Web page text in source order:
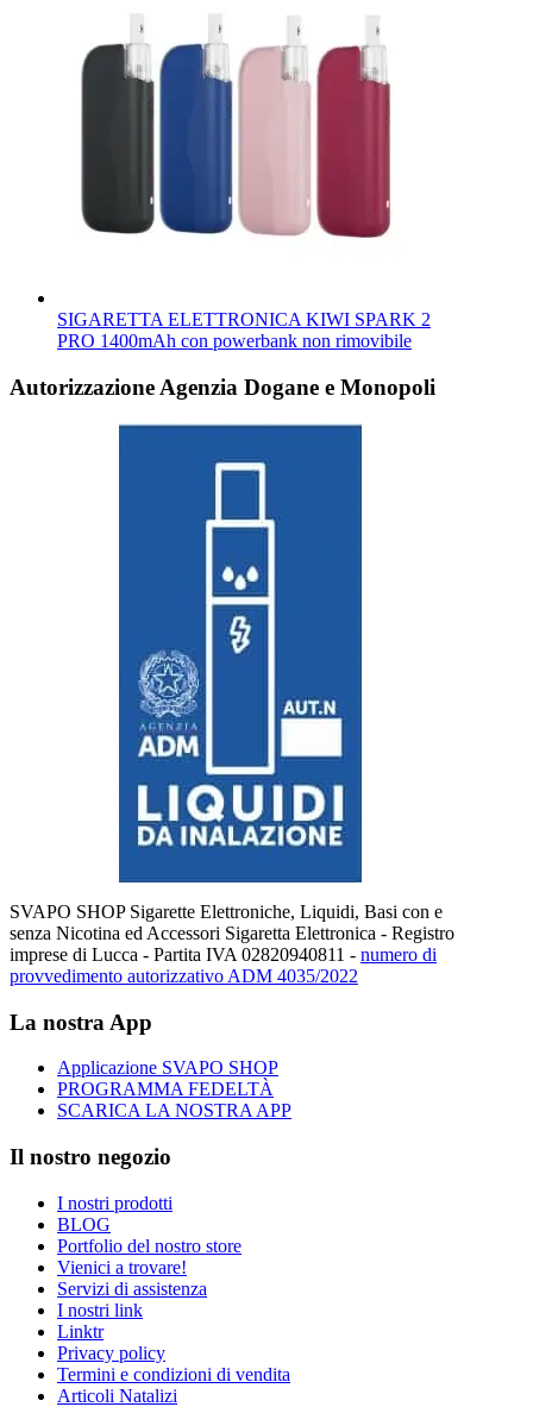
SIGARETTA ELETTRONICA KIWI SPARK 2
PRO 1400mAh con powerbank non rimovibile
Autorizzazione Agenzia Dogane e Monopoli
SVAPO SHOP Sigarette Elettroniche, Liquidi, Basi con e
senza Nicotina ed Accessori Sigaretta Elettronica - Registro
imprese di Lucca - Partita IVA 02820940811 - numero di
provvedimento autorizzativo ADM 4035/2022
La nostra App
Applicazione SVAPO SHOP
PROGRAMMA FEDELTÀ
SCARICA LA NOSTRA APP
Il nostro negozio
I nostri prodotti
BLOG
Portfolio del nostro store
Vienici a trovare!
Servizi di assistenza
I nostri link
Linktr
Privacy policy
Termini e condizioni di vendita
Articoli Natalizi